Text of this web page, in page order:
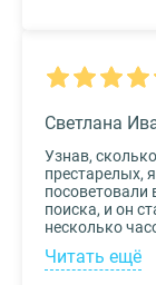
Светлана
Узнав,
престарелых,
посоветовали
поиска, и он
несколько
доступными
выбрала два
Читать ещё